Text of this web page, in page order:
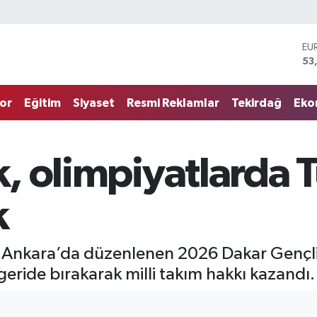
Eğitim Siyaset Resmi Reklamlar Tekirdağ
olimpiyatlarda
Ankara’da düzenlenen 2026 Dakar
bırakarak milli takım hakkı kazandı.